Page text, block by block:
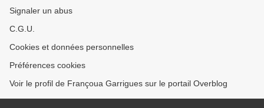
Signaler un abus
C.G.U.
Cookies et données personnelles
Préférences cookies
Voir le profil de Françoua Garrigues sur le portail Overblog